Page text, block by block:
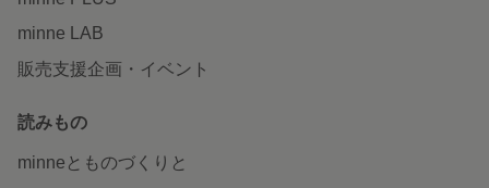
minne LAB
販売支援企画・イベント
読みもの
minneとものづくりと